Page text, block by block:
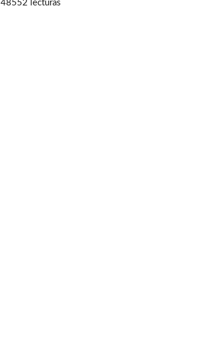
48552 lecturas